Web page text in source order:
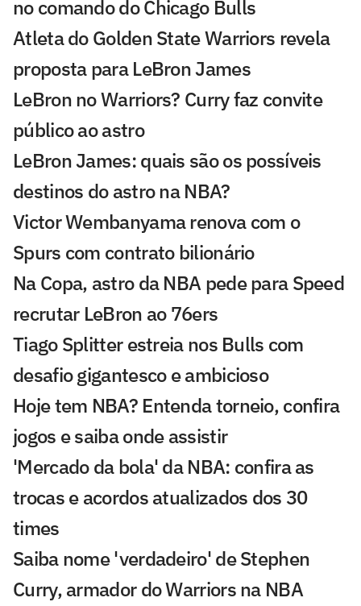
no comando do Chicago Bulls
Atleta do Golden State Warriors revela
proposta para LeBron James
LeBron no Warriors? Curry faz convite
público ao astro
LeBron James: quais são os possíveis
destinos do astro na NBA?
Victor Wembanyama renova com o
Spurs com contrato bilionário
Na Copa, astro da NBA pede para Speed
recrutar LeBron ao 76ers
Tiago Splitter estreia nos Bulls com
desafio gigantesco e ambicioso
Hoje tem NBA? Entenda torneio, confira
jogos e saiba onde assistir
'Mercado da bola' da NBA: confira as
trocas e acordos atualizados dos 30
times
Saiba nome 'verdadeiro' de Stephen
Curry, armador do Warriors na NBA